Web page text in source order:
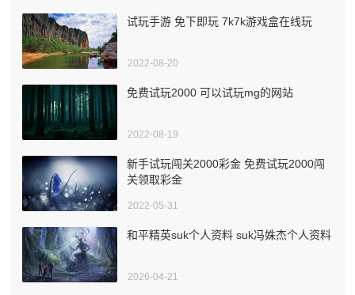
试玩手游 免下即玩 7k7k游戏盒在线玩
2022-08-20
免费试玩2000 可以试玩mg的网站
2022-08-19
新手试玩闯关2000彩金 免费试玩2000闯
关领取彩金
2022-05-31
和平精英suk个人资料 suk冯姝杰个人资料
2026-04-21